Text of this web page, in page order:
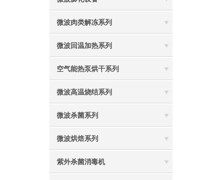
微波肉类解冻系列
微波回温加热系列
空气能热泵烘干系列
微波高温烧结系列
微波杀菌系列
微波烘焙系列
紫外杀菌消毒机